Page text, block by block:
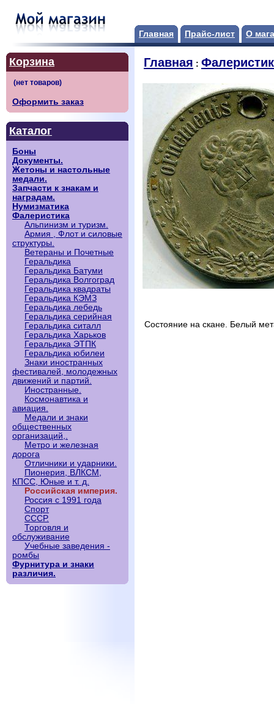
Главная Прайс-лист О
Корзина
Оформить заказ
Каталог
Боны
Документы.
Жетоны и настольные
медали.
Запчасти к знакам и
наградам.
Нумизматика
Фалеристика
Альпинизм и туризм.
Армия , Флот и силовые
структуры.
Ветераны и Почетные
Геральдика
Геральдика Батуми
Геральдика Волгоград
Геральдика квадраты
Геральдика КЭМЗ
Геральдика лебедь
Геральдика серийная
Геральдика ситалл
Геральдика Харьков
Геральдика ЭТПК
Геральдика юбилеи
Знаки иностранных
фестивалей, молодежных
движений и партий.
Иностранные.
Космонавтика и
авиация.
Медали и знаки
общественных
организаций,.
Метро и железная
дорога
Отличники и ударники.
Пионерия, ВЛКСМ,
КПСС, Юные и т. д.
Российская империя.
Россия с 1991 года
Спорт
СССР.
Торговля и
обслуживание
Учебные заведения -
ромбы
Фурнитура и знаки
различия.
Главная :
Состояние на скане. Белый